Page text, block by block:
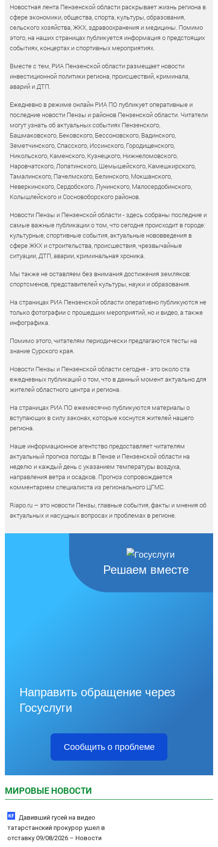
Новостная лента Пензенской области раскрывает жизнь региона в
сфере экономики, общества, спорта, культуры, образования,
сельского хозяйства, ЖКХ, здравоохранения и медицины. Помимо
этого, на наших страницах публикуется информация о предстоящих
событиях, концертах и спортивных мероприятиях.
Вместе с тем, РИА Пензенской области размещает новости
инвестиционной политики региона, происшествий, криминала,
аварий и ДТП.
Ежедневно в режиме онлайн РИА ПО публикует оперативные и
последние новости Пензы и районов Пензенской области. Читатели
могут узнать об актуальных событиях Пензенского,
Башмаковского, Бековского, Бессоновского, Вадинского,
Земетчинского, Спасского, Иссинского, Городищенского,
Никольского, Каменского, Кузнецкого, Нижнеломовского,
Наровчатского, Лопатинского, Шемышейского, Камешкирского,
Тамалинского, Пачелмского, Белинского, Мокшанского,
Неверкинского, Сердобского, Лунинского, Малосердобинского,
Колышлейского и Сосновоборского районов.
Новости Пензы и Пензенской области - здесь собраны последние и
самые важные публикации о том, что сегодня происходит в городе:
культурные, спортивные события, актуальные нововведения в
сфере ЖКХ и строительства, происшествия, чрезвычайные
ситуации, ДТП, аварии, криминальная хроника.
Мы также не оставляем без внимания достижения земляков:
спортсменов, представителей культуры, науки и образования.
На страницах РИА Пензенской области оперативно публикуются не
только фотографии с прошедших мероприятий, но и видео, а также
инфографика.
Помимо этого, читателям периодически предлагаются тесты на
знание Сурского края.
Новости Пензы и Пензенской области сегодня - это около ста
ежедневных публикаций о том, что в данный момент актуально для
жителей областного центра и региона.
На страницах РИА ПО ежемесячно публикуются материалы о
вступающих в силу законах, которые коснутся жителей нашего
региона.
Наше информационное агентство предоставляет читателям
актуальный прогноз погоды в Пензе и Пензенской области на
неделю и каждый день с указанием температуры воздуха,
направления ветра и осадков. Прогноз сопровождается
комментарием специалиста из регионального ЦГМС.
Riapo.ru – это новости Пензы, главные события, факты и мнения об
актуальных и насущных вопросах и проблемах в регионе.
Решаем вместе
Направить обращение через
Госуслуги
Сообщить о проблеме
МИРОВЫЕ НОВОСТИ
Давивший гусей на видео
татарстанский прокурор ушел в
отставку 09/08/2026 – Новости